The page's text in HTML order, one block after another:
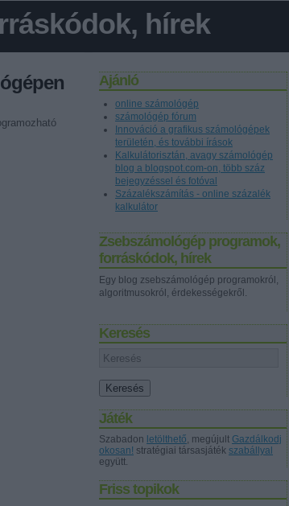
hírek
Ajánló
online számológép
számológép fórum
Innováció a grafikus számológépek
területén, és további írások
Kalkulátorisztán, avagy számológép
blog a blogspot.com-on, több száz
bejegyzéssel és fotóval
Százalékszámítás - online százalék
kalkulátor
Zsebszámológép programok,
forráskódok, hírek
Egy blog zsebszámológép programokról,
algoritmusokról, érdekességekről.
Keresés
Játék
Szabadon letölthető, megújult Gazdálkodj
okosan! stratégiai társasjáték szabállyal
együtt.
Friss topikok